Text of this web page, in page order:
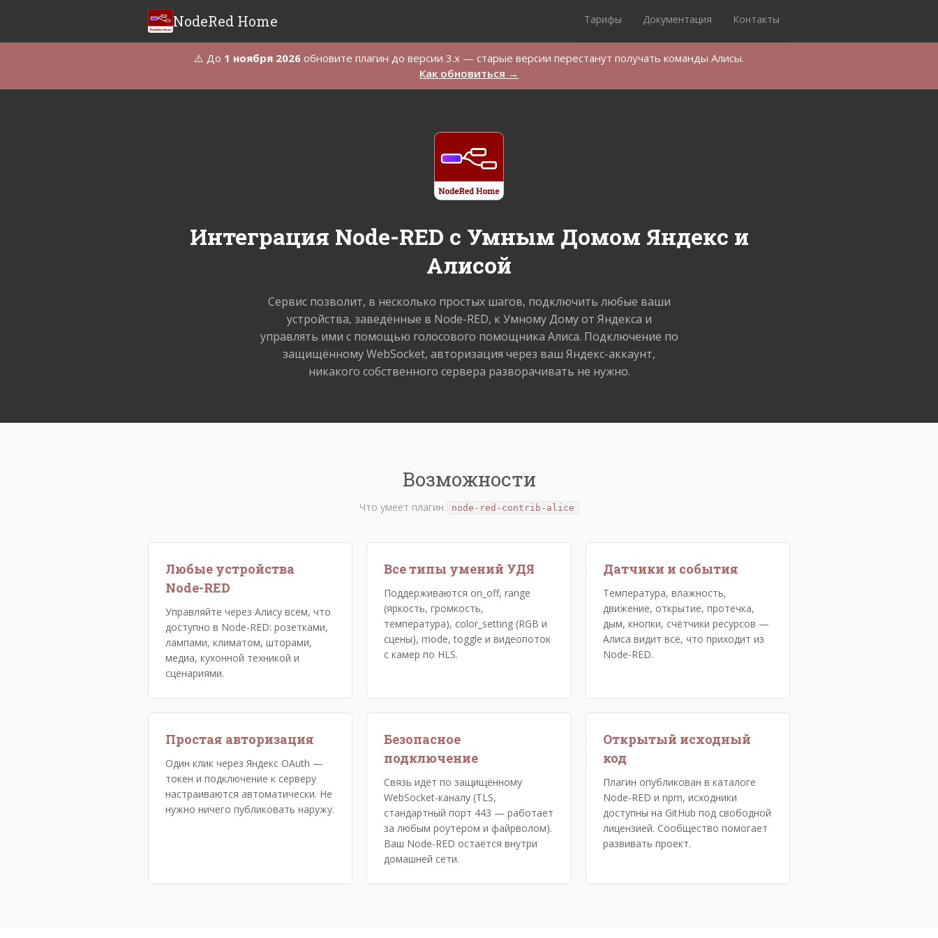
NodeRed Home Тарифы Документация Контакты
⚠️ До 1 ноября 2026 обновите плагин до версии 3.x — старые версии перестанут получать команды Алисы.
Как обновиться →
Интеграция Node-RED c Умным Домом Яндекс и
Алисой
Сервис позволит, в несколько простых шагов, подключить любые ваши
устройства, заведённые в Node-RED, к Умному Дому от Яндекса и
управлять ими с помощью голосового помощника Алиса. Подключение по
защищённому WebSocket, авторизация через ваш Яндекс-аккаунт,
никакого собственного сервера разворачивать не нужно.
Возможности
Что умеет плагин node-red-contrib-alice
Любые устройства
Node-RED
Управляйте через Алису всем, что
доступно в Node-RED: розетками,
лампами, климатом, шторами,
медиа, кухонной техникой и
сценариями.
Все типы умений УДЯ
Поддерживаются on_off, range
(яркость, громкость,
температура), color_setting (RGB и
сцены), mode, toggle и видеопоток
с камер по HLS.
Датчики и события
Температура, влажность,
движение, открытие, протечка,
дым, кнопки, счётчики ресурсов —
Алиса видит всё, что приходит из
Node-RED.
Простая авторизация
Один клик через Яндекс OAuth —
токен и подключение к серверу
настраиваются автоматически. Не
нужно ничего публиковать наружу.
Безопасное
подключение
Связь идёт по защищённому
WebSocket-каналу (TLS,
стандартный порт 443 — работает
за любым роутером и файрволом).
Ваш Node-RED остаётся внутри
домашней сети.
Открытый исходный
код
Плагин опубликован в каталоге
Node-RED и npm, исходники
доступны на GitHub под свободной
лицензией. Сообщество помогает
развивать проект.